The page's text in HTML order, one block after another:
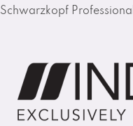
Schwarzkopf Professional